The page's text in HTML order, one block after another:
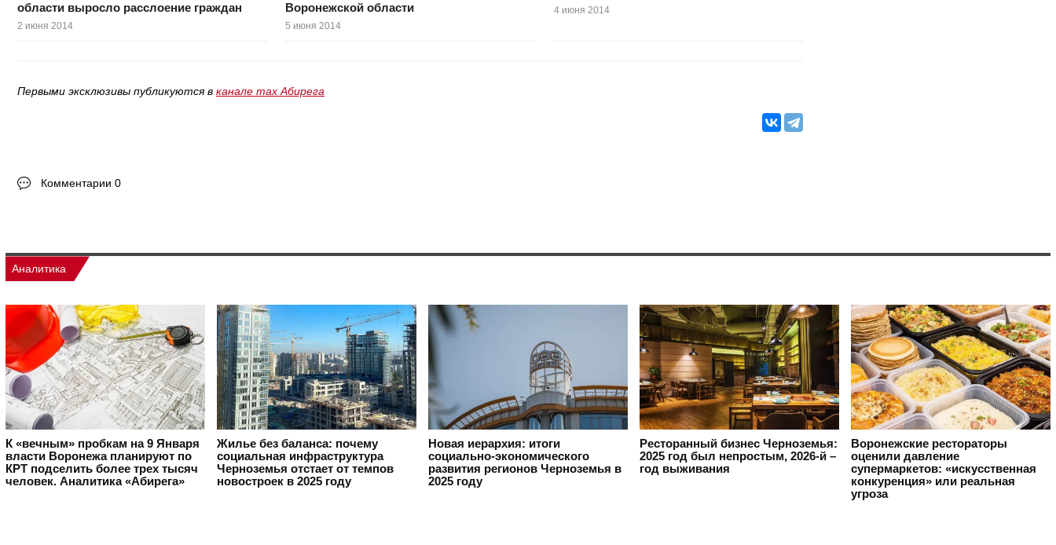
области выросло расслоение граждан
2 июня 2014
Воронежской области
5 июня 2014
4 июня 2014
Первыми эксклюзивы публикуются в канале max Абирега
Комментарии 0
Аналитика
К «вечным» пробкам на 9 Января
власти Воронежа планируют по
КРТ подселить более трех тысяч
человек. Аналитика «Абирега»
Жилье без баланса: почему
социальная инфраструктура
Черноземья отстает от темпов
новостроек в 2025 году
Новая иерархия: итоги
социально-экономического
развития регионов Черноземья в
2025 году
Ресторанный бизнес Черноземья:
2025 год был непростым, 2026-й –
год выживания
Воронежские рестораторы
оценили давление
супермаркетов: «искусственная
конкуренция» или реальная
угроза